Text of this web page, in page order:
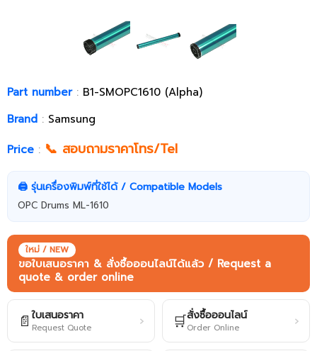
Part number: B1-SMOPC1610 (Alpha)
Brand : Samsung
Price : 📞 สอบถามราคาโทร/Tel
🖨️ รุ่นเครื่องพิมพ์ที่ใช้ได้ / Compatible Models
OPC Drums ML-1610
ใหม่ / NEW
ขอใบเสนอราคา & สั่งซื้อออนไลน์ได้แล้ว / Request a
quote & order online
📄 ใบเสนอราคา
Request Quote › 🛒สั่งซื้อออนไลน์
Order Online ›